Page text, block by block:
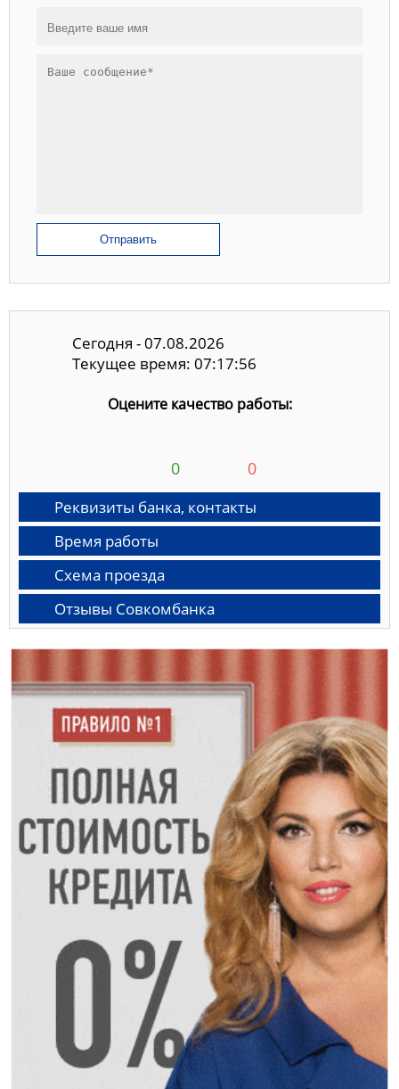
Отправить
Сегодня - 07.08.2026
Текущее время: 07:17:57
Оцените качество работы:
0 0
Реквизиты банка, контакты
Время работы
Схема проезда
Отзывы Совкомбанка